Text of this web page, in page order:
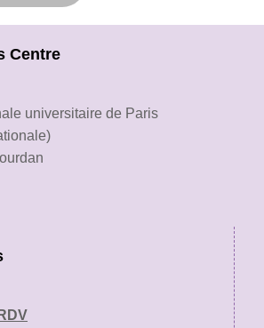
Centre
universitaire de Paris